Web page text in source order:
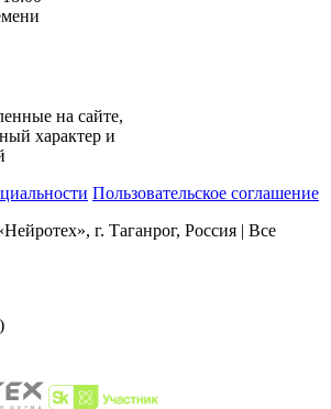
на сайте,
характер и
Пользовательское соглашение
г. Таганрог, Россия | Все